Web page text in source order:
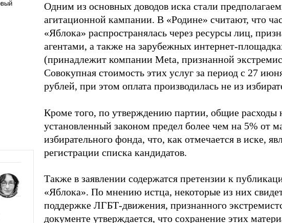
Одним из основных доводов иска стали
агитационной кампании. В «Родине» считают, что
«Яблока» распространялась через ресурсы лиц,
агентами, а также на зарубежных интернет-
(принадлежит компании Meta, признанной
Совокупная стоимость этих услуг за период с 27
рублей, при этом оплата производилась не из
Кроме того, по утверждению партии, общие расходы
установленный законом предел более чем на 5% от
избирательного фонда, что, как отмечается в иске,
регистрации списка кандидатов.
Также в заявлении содержатся претензии к
«Яблока». По мнению истца, некоторые из них
поддержке ЛГБТ-движения, признанного
документе утверждается, что сохранение этих